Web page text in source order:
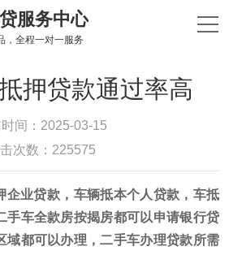
服务中心
，全程一对一服务
押贷款通过率高
间：2025-03-15
次数：225575
企业贷款，车辆抵本个人贷款，车抵
手车全款房按揭房都可以申请银行贷
域都可以办理，二手车办理贷款所需